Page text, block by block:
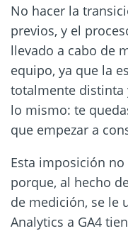
No hacer la
previos, y el
llevado a cabo de
equipo, ya que la
totalmente distinta
lo mismo: te
que empezar a
Esta imposición
porque, al hecho
de medición, se le
Analytics a GA4